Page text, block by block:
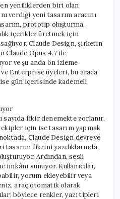
yeniliklerden biri olan
verdiği yeni tasarım aracını
prototip oluşturma,
içerikler üretmek için
sağlıyor. Claude Design, şirketin
Claude Opus 4.7 ile
ve şu anda ön izleme
Enterprise üyeleri, bu araca
gün içerisinde kademeli
sayıda fikir denemekte zorlanır,
ekipler için ise tasarım yapmak
Claude Design devreye
tasarım fikrini yazdıklarında,
Ardından, sesli
sunuyor. Kullanıcılar,
yorum ekleyebilir veya
araç otomatik olarak
böylece renkler, yazı tipleri